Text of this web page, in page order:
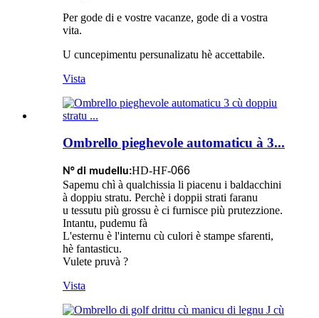
Per gode di e vostre vacanze, gode di a vostra
vita.
U cuncepimentu persunalizatu hè accettabile.
Vista
Ombrello pieghevole automaticu à 3...
N° di mudellu:HD-HF-066
Sapemu chì à qualchissia li piacenu i baldacchini
à doppiu stratu. Perchè i doppii strati faranu
u tessutu più grossu è ci furnisce più prutezzione.
Intantu, pudemu fà
L'esternu è l'internu cù culori è stampe sfarenti,
hè fantasticu.
Vulete pruvà ?
Vista